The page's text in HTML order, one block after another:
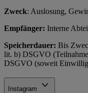
Zweck: Auslosung,
Empfänger: Interne
Speicherdauer: Bis
lit. b) DSGVO
DSGVO (soweit
Instagram